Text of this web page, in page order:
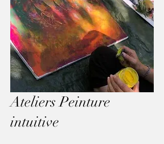
Ateliers Peinture
intuitive